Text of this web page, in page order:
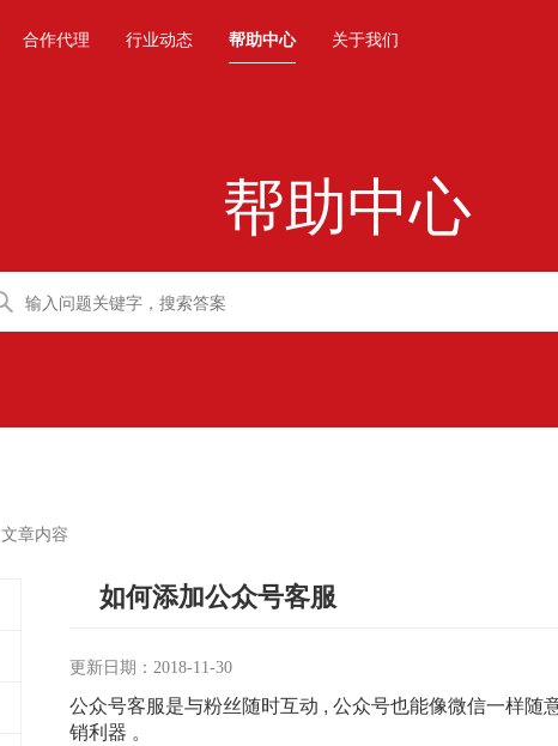
合作代理 行业动态 帮助中心 关于我们
帮助中心
文章内容
如何添加公众号客服
更新日期：2018-11-30
公众号客服是与粉丝随时互动 , 公众号也能像微信一样随
销利器 。